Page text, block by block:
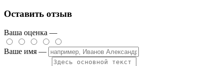
Оставить отзыв
Ваша оценка —
Ваше имя —